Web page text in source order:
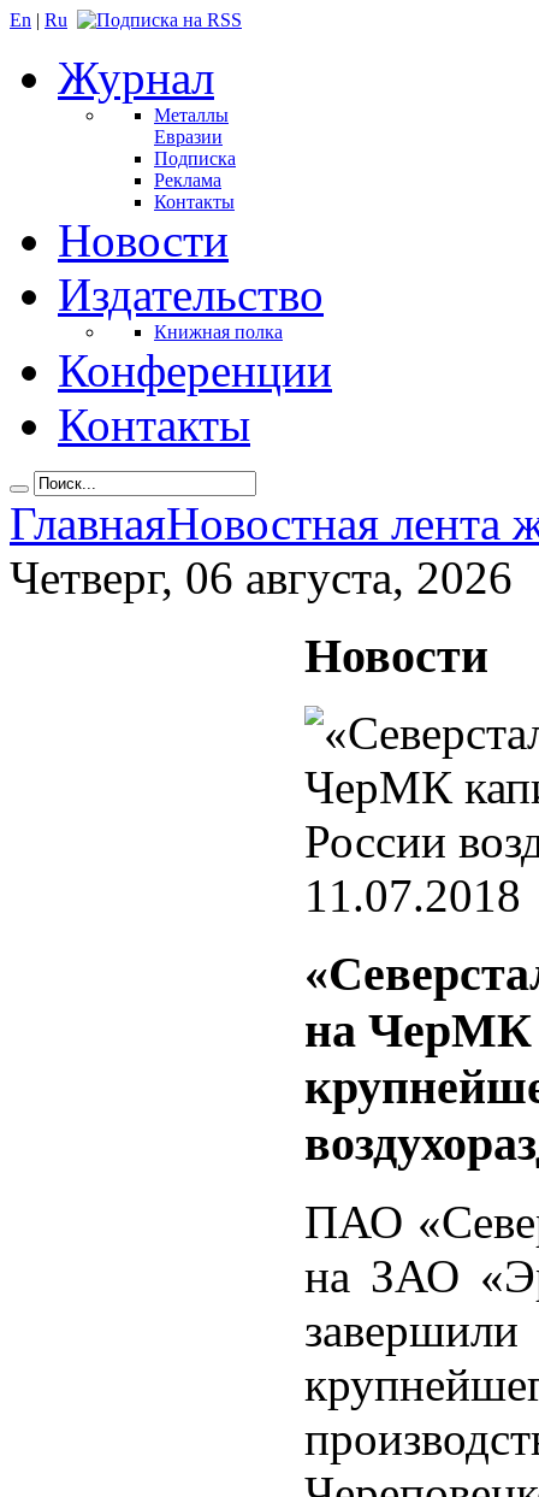
En | Ru
Журнал
Металлы
Евразии
Подписка
Реклама
Контакты
Новости
Издательство
Книжная полка
Конференции
Контакты
ГлавнаяНовостная лента
Четверг, 06 августа, 2026
Новости
11.07.2018
на ЧерМК
ПАО
на ЗАО